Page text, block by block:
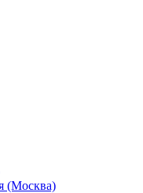
(Москва)